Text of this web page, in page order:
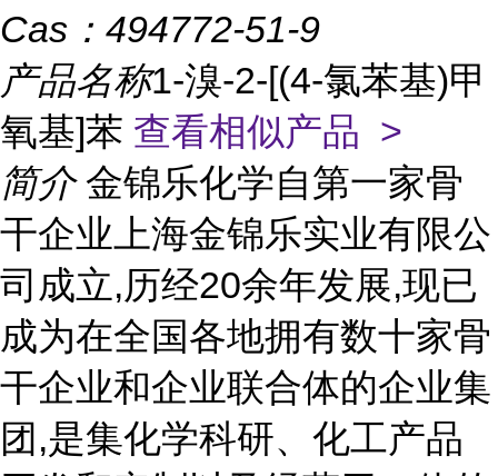
Cas： 494772-51-9
产品名称1-溴-2-[(4-氯苯基)甲
氧基]苯 查看相似产品 >
简介 金锦乐化学自第一家骨
干企业上海金锦乐实业有限公
司成立,历经20余年发展,现已
成为在全国各地拥有数十家骨
干企业和企业联合体的企业集
团,是集化学科研、化工产品